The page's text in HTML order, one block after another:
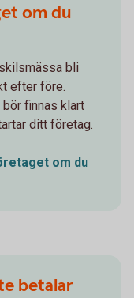
om du
bli
efter före.
finnas klart
ditt företag.
om du
betalar